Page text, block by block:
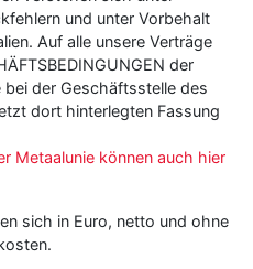
und unter Vorbehalt
Auf alle unsere Verträge
der
bei der Geschäftsstelle des
dort hinterlegten Fassung
Metaalunie können auch hier
sich in Euro, netto und ohne